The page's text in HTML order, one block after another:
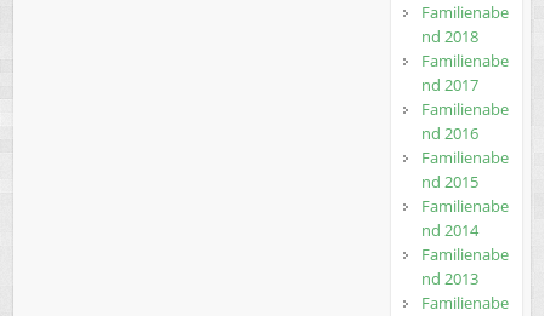
Familienabe
nd 2018
Familienabe
nd 2017
Familienabe
nd 2016
Familienabe
nd 2015
Familienabe
nd 2014
Familienabe
nd 2013
Familienabe